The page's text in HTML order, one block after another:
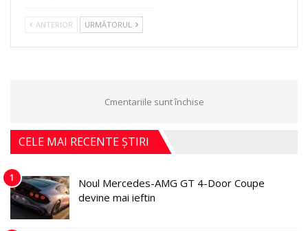
ANTERIOR URMĂTORUL
Cmentariile sunt închise
CELE MAI RECENTE ȘTIRI
1
Noul Mercedes-AMG GT 4-Door Coupe
devine mai ieftin